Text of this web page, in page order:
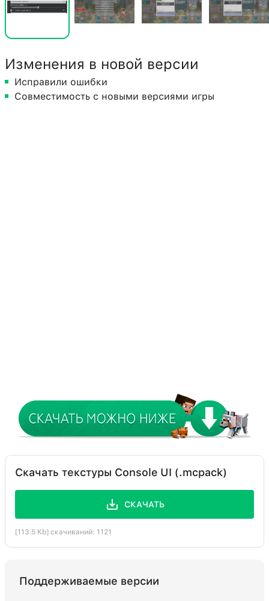
Изменения в новой версии
Исправили ошибки
Совместимость с новыми версиями игры
Скачать текстуры Console UI (.mcpack)
СКАЧАТЬ
[113.5 Kb] скачиваний: 1121
Поддерживаемые версии